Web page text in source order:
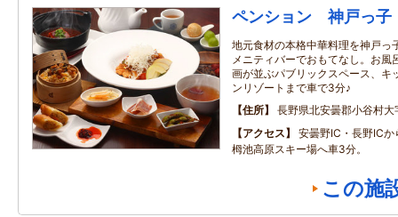
ペンション 神戸っ子
地元食材の本格中華料理を神戸っ
メニティバーでおもてなし。お
画が並ぶパブリックスペース、キ
ンリゾートまで車で3分♪
住所
長野県北安曇郡小谷村大
アクセス
安曇野IC・長野IC
栂池高原スキー場へ車3分。
この施